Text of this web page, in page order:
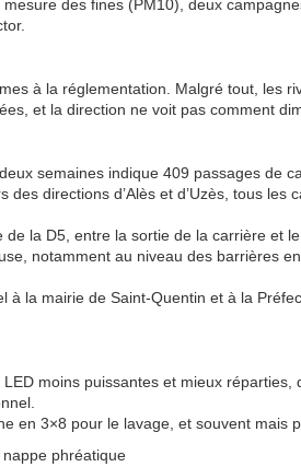
des fines (PM10), deux
à la réglementation. Malgré tout, les
et la direction ne voit pas comment
semaines indique 409 passages de
directions d’Alès et d’Uzès, tous les
la D5, entre la sortie de la carrière et
notamment au niveau des barrières
à la mairie de Saint-Quentin et à la
moins puissantes et mieux
en 3×8 pour le lavage, et souvent mais
nappe phréatique